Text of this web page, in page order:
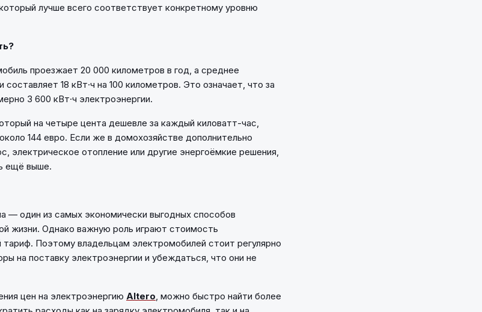
лучше всего соответствует конкретному уровню
проезжает 20 000 километров в год, а среднее
18 кВт·ч на 100 километров. Это означает, что за
3 600 кВт·ч электроэнергии.
на четыре цента дешевле за каждый киловатт-час,
144 евро. Если же в домохозяйстве дополнительно
электрическое отопление или другие энергоёмкие решения,
ещё выше.
— один из самых экономически выгодных способов
жизни. Однако важную роль играют стоимость
тариф. Поэтому владельцам электромобилей стоит регулярно
на поставку электроэнергии и убеждаться, что они не
цен на электроэнергию Altero, можно быстро найти более